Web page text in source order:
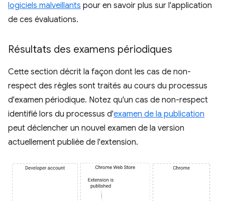
logiciels malveillants pour en savoir plus sur l'application
de ces évaluations.
Résultats des examens périodiques
Cette section décrit la façon dont les cas de non-
respect des règles sont traités au cours du processus
d'examen périodique. Notez qu'un cas de non-respect
identifié lors du processus d'examen de la publication
peut déclencher un nouvel examen de la version
actuellement publiée de l'extension.